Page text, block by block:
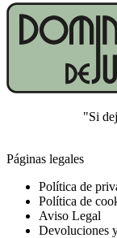
"Si
Páginas legales
Política de
Política de
Aviso Legal
Devoluciones